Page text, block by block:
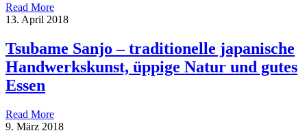
Read More
13. April 2018
Tsubame Sanjo – traditionelle japanische
Handwerkskunst, üppige Natur und gutes
Essen
Read More
9. März 2018